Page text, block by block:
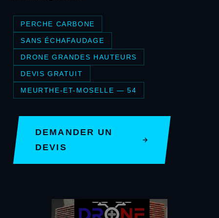
PERCHE CARBONE
SANS ÉCHAFAUDAGE
DRONE GRANDES HAUTEURS
DEVIS GRATUIT
MEURTHE-ET-MOSELLE — 54
DEMANDER UN
DEVIS